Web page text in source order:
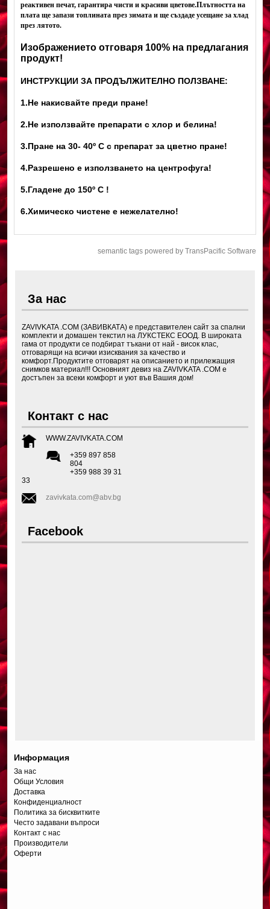
реактивен печат, гарантира чисти и красиви цветове.Плътността на
плата ще запази топлината през зимата и ще създаде усещане за хлад
през лятото.
Изображението отговаря 100% на предлагания
продукт!
ИНСТРУКЦИИ ЗА ПРОДЪЛЖИТЕЛНО ПОЛЗВАНЕ:
1.Не накисвайте преди пране!
2.Не използвайте препарати с хлор и белина!
3.Пране на 30- 40º С с препарат за цветно пране!
4.Разрешено е използването на центрофуга!
5.Гладене до 150º С !
6.Химическо чистене е нежелателно!
semantic tags powered by TransPacific Software
За нас
ZAVIVKATA .COM (ЗАВИВКАТА) е представителен сайт за спални
комплекти и домашен текстил на ЛУКСТЕКС ЕООД. В широката
гама от продукти се подбират тъкани от най - висок клас,
отговарящи на всички изисквания за качество и
комфорт.Продуктите отговарят на описанието и прилежащия
снимков материал!!! Основният девиз на ZAVIVKATA .COM е
достъпен за всеки комфорт и уют във Вашия дом!
Контакт с нас
WWW.ZAVIVKATA.COM
+359 897 858
804
+359 988 39 31
33
zavivkata.com@abv.bg
Facebook
Информация
За нас
Общи Условия
Доставка
Конфиденциалност
Политика за бисквитките
Често задавани въпроси
Контакт с нас
Производители
Оферти